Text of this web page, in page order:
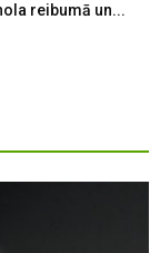
reibumā un...